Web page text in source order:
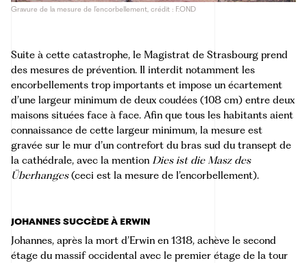
Gravure de la mesure de l’encorbellement, crédit : F.OND
Suite à cette catastrophe, le Magistrat de Strasbourg prend
des mesures de prévention. Il interdit notamment les
encorbellements trop importants et impose un écartement
d’une largeur minimum de deux coudées (108 cm) entre deux
maisons situées face à face. Afin que tous les habitants aient
connaissance de cette largeur minimum, la mesure est
gravée sur le mur d’un contrefort du bras sud du transept de
la cathédrale, avec la mention Dies ist die Masz des
Überhanges(ceci est la mesure de l’encorbellement).
JOHANNES SUCCÈDE À ERWIN
Johannes, après la mort d’Erwin en 1318, achève le second
étage du massif occidental avec le premier étage de la tour